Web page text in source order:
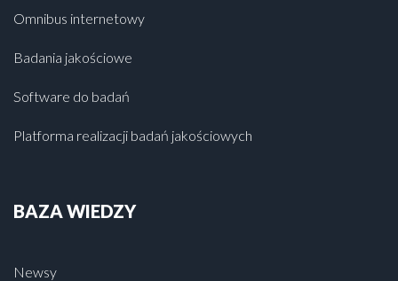
Omnibus internetowy
Badania jakościowe
Software do badań
Platforma realizacji badań jakościowych
BAZA WIEDZY
Newsy